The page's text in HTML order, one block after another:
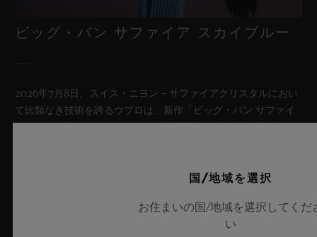
ビッグ・バン サファイア スカイブルー
2026年7月8日、スイス・ニヨン – サファイアクリスタルにおい
て比類なき技術を誇るウブロは、新作「ビッグ・バン サファイ
を融合させています。革新的なマニュファクチュール製「メ
うな果てしない解放感を想起させるとともに、革新的な素材と卓
越したデザインにおけるウブロの技術力を体現しています。
国/地域を選択
お住まいの国/地域を選択してくだ
い